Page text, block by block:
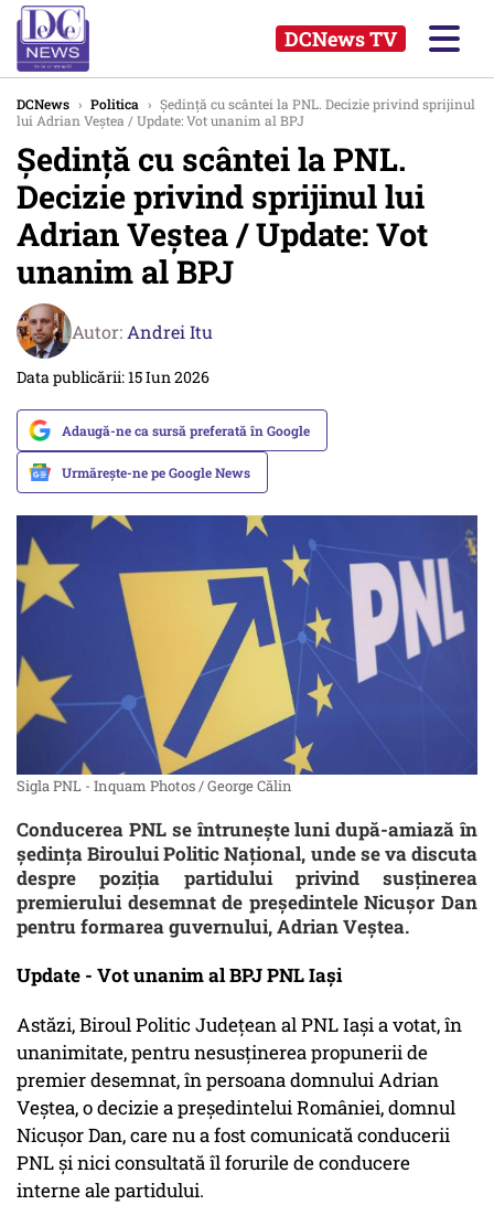
DCNews TV
DCNews › Politica › Ședință cu scântei la PNL. Decizie privind sprijinul
lui Adrian Veștea / Update: Vot unanim al BPJ
Ședință cu scântei la PNL.
Decizie privind sprijinul lui
Adrian Veștea / Update: Vot
unanim al BPJ
Autor: Andrei Itu
Data publicării: 15 Iun 2026
Adaugă-ne ca sursă preferată în Google
Urmărește-ne pe Google News
Sigla PNL - Inquam Photos / George Călin
Conducerea PNL se întrunește luni după-amiază în
ședința Biroului Politic Național, unde se va discuta
despre poziția partidului privind susținerea
premierului desemnat de președintele Nicușor Dan
pentru formarea guvernului, Adrian Veștea.
Update - Vot unanim al BPJ PNL Iași
Astăzi, Biroul Politic Județean al PNL Iași a votat, în
unanimitate, pentru nesusținerea propunerii de
premier desemnat, în persoana domnului Adrian
Veștea, o decizie a președintelui României, domnul
Nicușor Dan, care nu a fost comunicată conducerii
PNL și nici consultată îl forurile de conducere
interne ale partidului.